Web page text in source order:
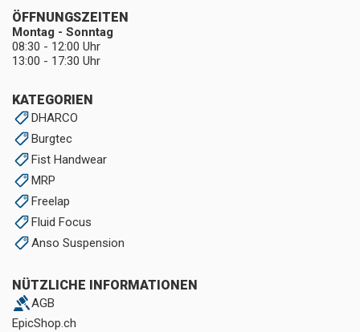
KATEGORIEN
DHARCO
Burgtec
Fist Handwear
MRP
Freelap
Fluid Focus
Anso Suspension
NÜTZLICHE INFORMATIONEN
AGB
EpicShop.ch
ÖFFNUNGSZEITEN
Montag - Sonntag
08:30 - 12:00 Uhr
13:00 - 17:30 Uhr